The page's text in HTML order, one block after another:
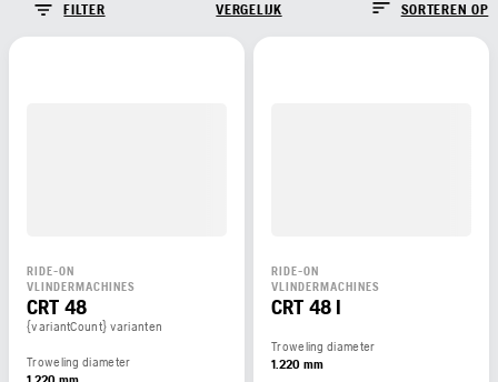
FILTER VERGELIJK SORTEREN OP
RIDE-ON
VLINDERMACHINES
CRT 48
{variantCount} varianten
Troweling diameter
RIDE-ON
VLINDERMACHINES
CRT 48 I
Troweling diameter
1.220 mm